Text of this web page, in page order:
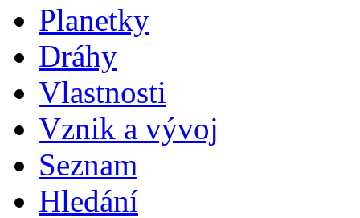
Planetky
Dráhy
Vlastnosti
Vznik a vývoj
Seznam
Hledání